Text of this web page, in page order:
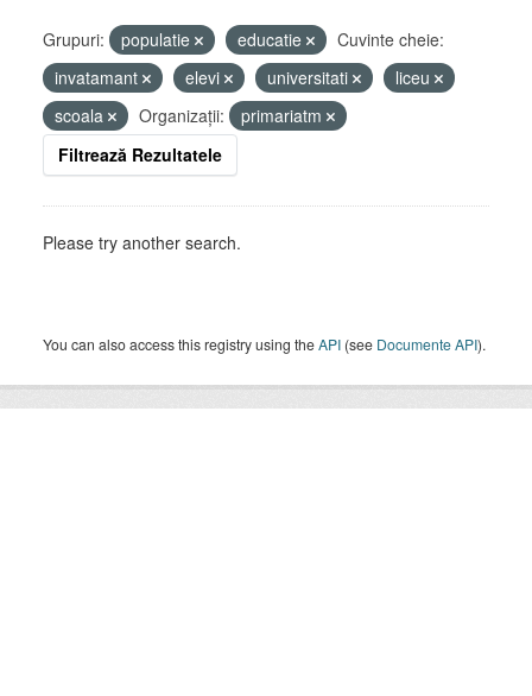
Grupuri: populatie educatie
Cuvinte cheie:
invatamant
elevi universitati
liceu
scoala
Organizații:
primariatm
Filtrează Rezultatele
Please try another search.
You can also access this registry using theAPI (see Documente API).